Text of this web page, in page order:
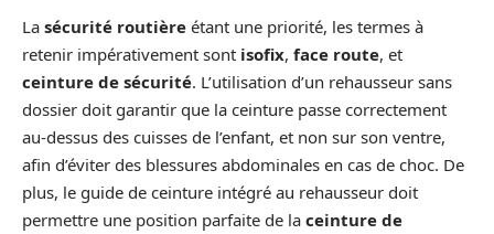
La sécurité routière étant une priorité, les termes à
retenir impérativement sont isofix, face route, et
ceinture de sécurité. L’utilisation d’un rehausseur sans
dossier doit garantir que la ceinture passe correctement
au-dessus des cuisses de l’enfant, et non sur son ventre,
afin d’éviter des blessures abdominales en cas de choc. De
plus, le guide de ceinture intégré au rehausseur doit
permettre une position parfaite de la ceinture de